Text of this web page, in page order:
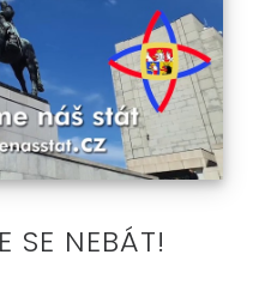
NEBÁT!